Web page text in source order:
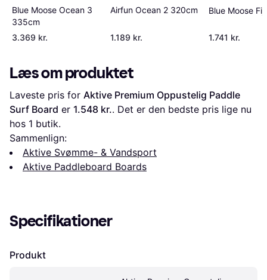
Blue Moose Ocean 3
335cm
3.369 kr.
Airfun Ocean 2 320cm
1.189 kr.
Blue Moose
1.741 kr.
Læs om produktet
Laveste pris for Aktive Premium Oppustelig Paddle
Surf Board er 1.548 kr.. Det er den bedste pris lige nu
hos 1 butik.
Sammenlign:
Aktive Svømme- & Vandsport
Aktive Paddleboard Boards
Specifikationer
Produkt